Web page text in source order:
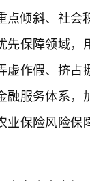
倾斜、社会
保障领域，
作假、挤占
服务体系，
保险风险保